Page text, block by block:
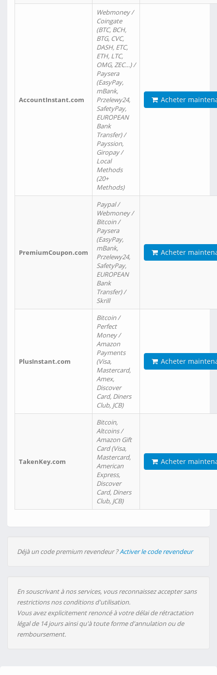
AccountInstant.com
Webmoney /
Coingate
(BTC, BCH,
BTG, CVC,
DASH, ETC,
ETH, LTC,
OMG, ZEC…) /
Paysera
(EasyPay,
mBank,
Przelewy24,
SafetyPay,
EUROPEAN
Bank
Transfer) /
Payssion,
Giropay /
Local
Methods
(20+
Methods)
Acheter
PremiumCoupon.com
Paypal /
Webmoney /
Bitcoin /
Paysera
(EasyPay,
mBank,
Przelewy24,
SafetyPay,
EUROPEAN
Bank
Transfer) /
Skrill
Acheter
PlusInstant.com
Bitcoin /
Perfect
Money /
Amazon
Payments
(Visa,
Mastercard,
Amex,
Discover
Card, Diners
Club, JCB)
Acheter
TakenKey.com
Bitcoin,
Altcoins /
Amazon Gift
Card (Visa,
Mastercard,
American
Express,
Discover
Card, Diners
Club, JCB)
Acheter
Déjà un code premium revendeur ?Activer le code revendeur
En souscrivant à nos services, vous reconnaissez accepter sans
restrictions nos conditions d'utilisation.
Vous avez explicitement renoncé à votre délai de rétractation
légal de 14 jours ainsi qu'à toute forme d'annulation ou de
remboursement.